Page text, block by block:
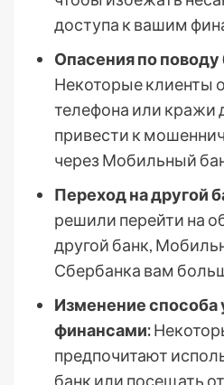
доступа к вашим
Опасения по поводу
Некоторые клиенты
телефона или кражи
привести к
через Мобильный
Переход на другой
решили перейти на
другой банк,
Сбербанка вам
Изменение способа
финансами:
предпочитают
банк или посещать